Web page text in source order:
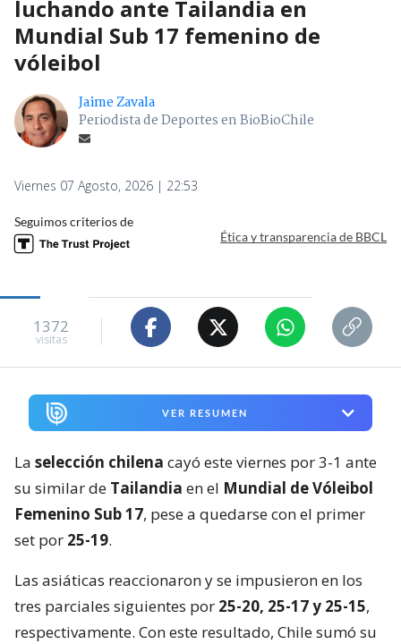
luchando ante Tailandia en
Mundial Sub 17 femenino de
vóleibol
Jaime Zavala
Periodista de Deportes en BioBioChile
Viernes 07 Agosto, 2026 | 22:53
Seguimos criterios de
Ética y transparencia de BBCL
1372
visitas
VER RESUMEN
La selección chilena cayó este viernes por 3-1 ante
su similar de Tailandia en el Mundial de Vóleibol
Femenino Sub 17, pese a quedarse con el primer
set por 25-19.
Las asiáticas reaccionaron y se impusieron en los
tres parciales siguientes por 25-20, 25-17 y 25-15,
respectivamente. Con este resultado, Chile sumó su